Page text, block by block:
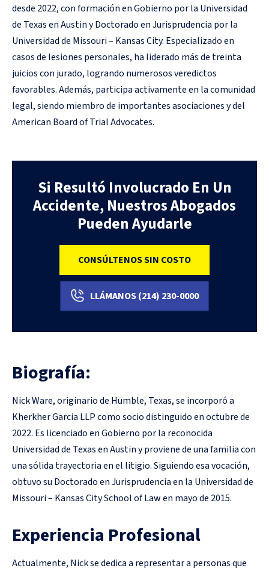
desde 2022, con formación en Gobierno por la Universidad
de Texas en Austin y Doctorado en Jurisprudencia por la
Universidad de Missouri – Kansas City. Especializado en
casos de lesiones personales, ha liderado más de treinta
juicios con jurado, logrando numerosos veredictos
favorables. Además, participa activamente en la comunidad
legal, siendo miembro de importantes asociaciones y del
American Board of Trial Advocates.
Si Resultó Involucrado En Un
Accidente, Nuestros Abogados
Pueden Ayudarle
CONSÚLTENOS SIN COSTO
LLÁMANOS(214) 230-0000
Biografía:
Nick Ware, originario de Humble, Texas, se incorporó a
Kherkher Garcia LLP como socio distinguido en octubre de
2022. Es licenciado en Gobierno por la reconocida
Universidad de Texas en Austin y proviene de una familia con
una sólida trayectoria en el litigio. Siguiendo esa vocación,
obtuvo su Doctorado en Jurisprudencia en la Universidad de
Missouri – Kansas City School of Law en mayo de 2015.
Experiencia Profesional
Actualmente, Nick se dedica a representar a personas que